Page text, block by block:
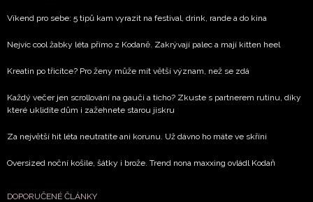
Víkend pro sebe: 5 tipů kam vyrazit na festival, drink, rande a do kina
Nejvíc cool žabky léta přímo z Kodaně. Zakrývají palec a mají kitten heel
Kreatin po třicítce? Pro ženy může mít větší význam, než se zdá
Každý večer jen scrollování na gauči a ticho? Zkuste s partnerem rutinu, díky
které uklidíte dům i zažehnete starou jiskru
Za největší hit léta neutratíte ani korunu. Už dávno ho máte ve skříni
Oversized noční košile, šátky i brože. Trend nona maxxing ovládl Kodaň
DOPORUČENÉ ČLÁNKY